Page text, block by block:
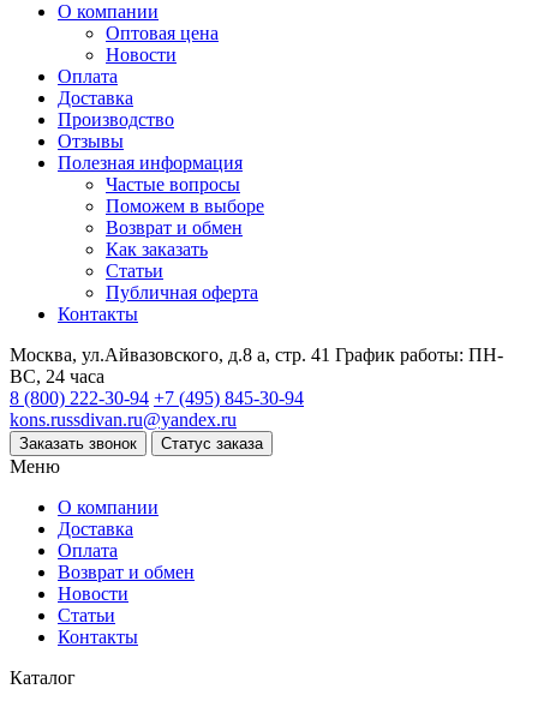
О компании
Оптовая цена
Новости
Оплата
Доставка
Производство
Отзывы
Полезная информация
Частые вопросы
Поможем в выборе
Возврат и обмен
Как заказать
Статьи
Публичная оферта
Контакты
Москва, ул.Айвазовского, д.8 а, стр. 41 График работы: ПН-
ВС, 24 часа
8 (800) 222-30-94 +7 (495) 845-30-94
kons.russdivan.ru@yandex.ru
Заказать звонок Статус заказа
Меню
О компании
Доставка
Оплата
Возврат и обмен
Новости
Статьи
Контакты
Каталог